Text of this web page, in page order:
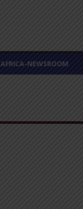
AFRICA-NEWSROOM